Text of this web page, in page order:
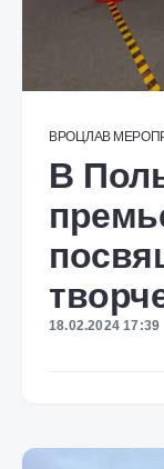
ВРОЦЛАВ
В
18.02.2024 17:39